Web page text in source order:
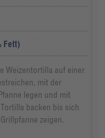
Fett)
Weizentortilla auf einer
mit der
legen und mit
backen bis sich
zeigen.